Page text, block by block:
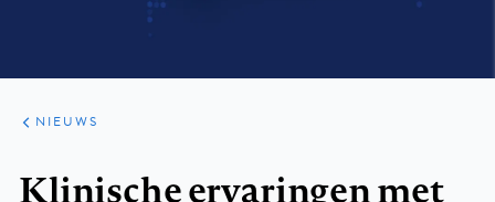
ARTIKELEN
HET
KORT
NIEUWS
Klinische ervaringen met